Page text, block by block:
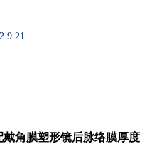
角膜塑形镜后脉络膜厚度